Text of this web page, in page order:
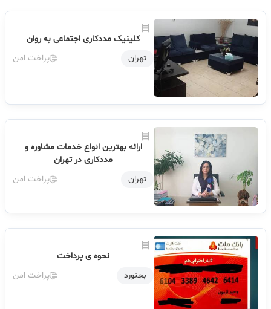
کلینیک مددکاری اجتماعی به روان
تهران
پراخت امن
ارائه بهترین انواع خدمات مشاوره و
مددکاری در تهران
تهران
پراخت امن
نحوه ی پرداخت
بجنورد
پراخت امن